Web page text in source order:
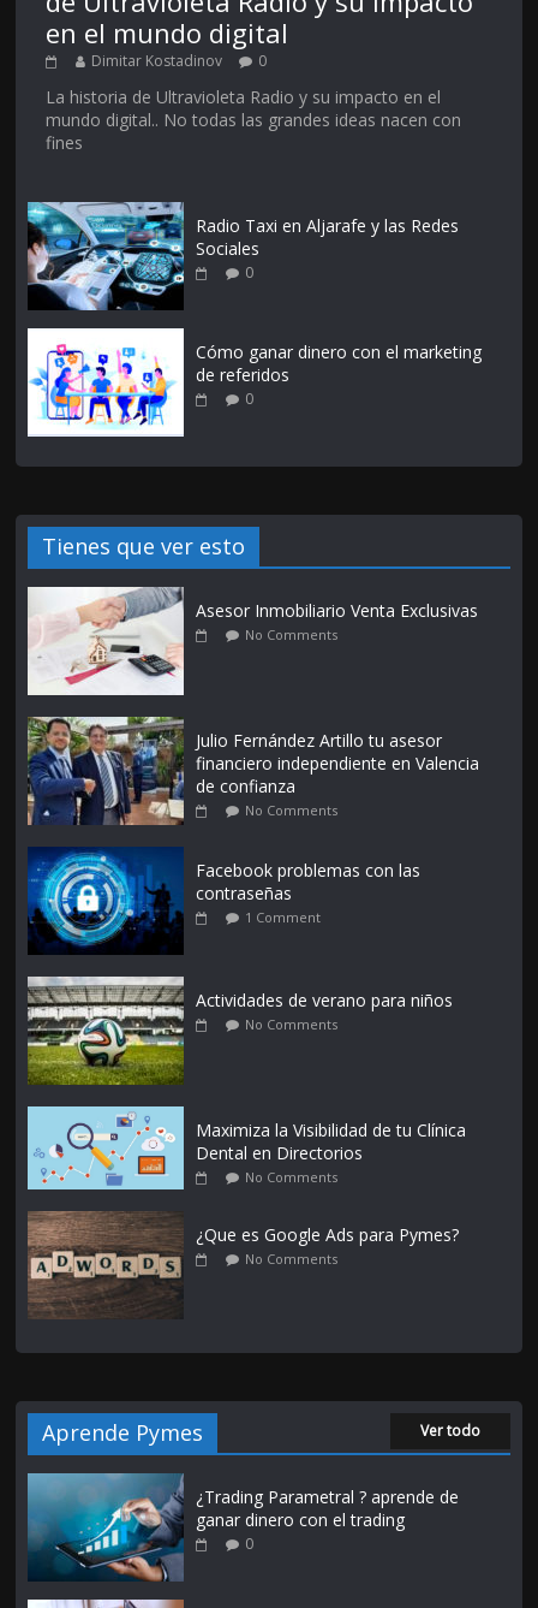
en el mundo digital
Dimitar Kostadinov 0
La historia de Ultravioleta Radio y su impacto en el
mundo digital.. No todas las grandes ideas nacen con
fines
Radio Taxi en Aljarafe y las Redes
Sociales
0
Cómo ganar dinero con el marketing
de referidos
0
Tienes que ver esto
Asesor Inmobiliario Venta Exclusivas
No Comments
Julio Fernández Artillo tu asesor
financiero independiente en Valencia
de confianza
No Comments
Facebook problemas con las
contraseñas
1 Comment
Actividades de verano para niños
No Comments
Maximiza la Visibilidad de tu Clínica
Dental en Directorios
No Comments
¿Que es Google Ads para Pymes?
No Comments
Aprende Pymes Ver todo
¿Trading Parametral ? aprende de
ganar dinero con el trading
0